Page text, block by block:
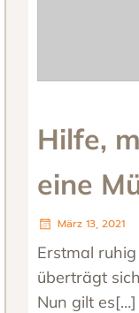
Hilfe,
eine
März 13, 2021
Erstmal
überträgt
Nun gilt es[…]